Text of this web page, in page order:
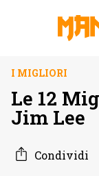
I MIGLIORI
Le 12
Jim Lee
Condividi